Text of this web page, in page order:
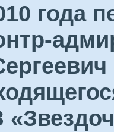
года